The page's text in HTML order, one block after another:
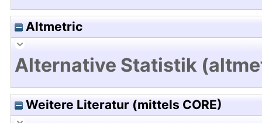
Altmetric
Alternative Statistik
Weitere Literatur (mittels CORE)